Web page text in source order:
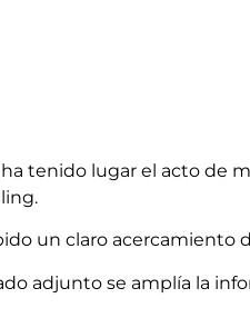
ha tenido lugar el acto de
un claro acercamiento
adjunto se amplía la